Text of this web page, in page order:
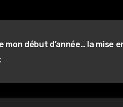
mon début d’année… la mise